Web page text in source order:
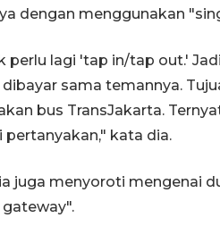
dengan menggunakan
perlu lagi 'tap in/tap out.'
sama temannya.
bus TransJakarta.
pertanyakan," kata dia.
juga menyoroti mengenai